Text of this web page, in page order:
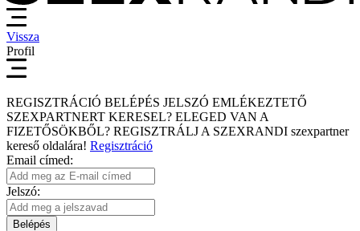
Vissza
Profil
REGISZTRÁCIÓ BELÉPÉS JELSZÓ EMLÉKEZTETŐ
SZEXPARTNERT KERESEL? ELEGED VAN A
FIZETŐSÖKBŐL? REGISZTRÁLJ A SZEXRANDI szexpartner
kereső oldalára! Regisztráció
Email címed:
Jelszó:
Belépés